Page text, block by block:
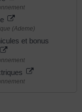
(Ademe)
et bonus